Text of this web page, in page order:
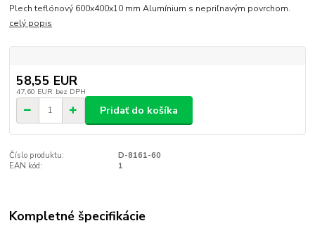
Plech teflónový 600x400x10 mm Alumínium s nepriľnavým povrchom.
celý popis
58,55 EUR
47,60 EUR bez DPH
Pridať do košíka
Číslo produktu:
D-8161-60
EAN kód:
1
Kompletné špecifikácie